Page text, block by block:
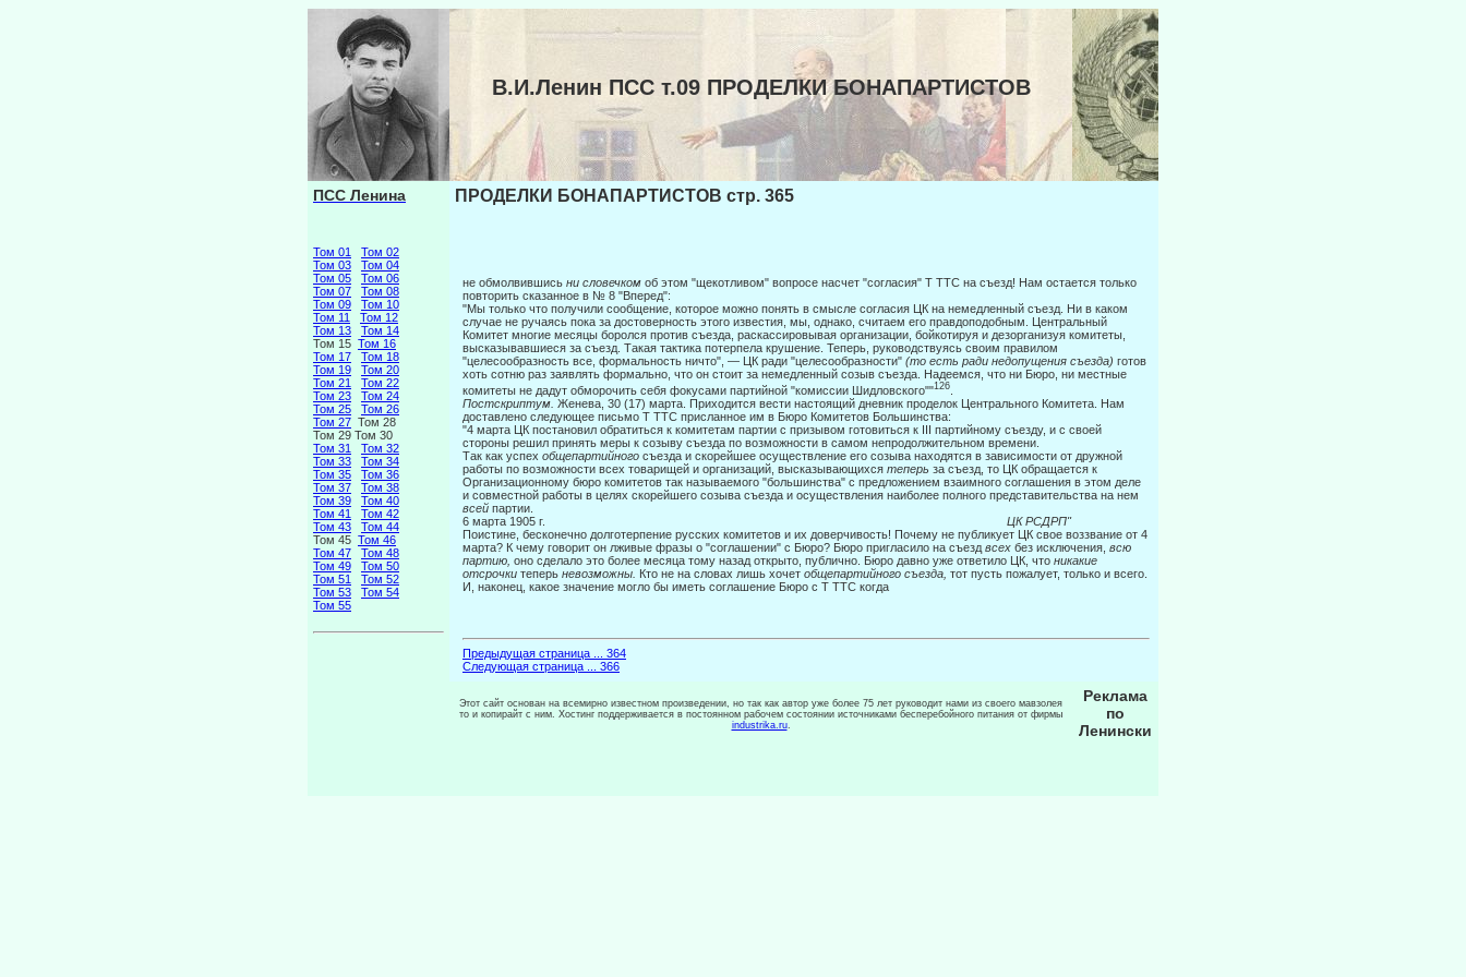
В.И.Ленин ПСС т.09 ПРОДЕЛКИ БОНАПАРТИСТОВ
ПСС Ленина
Том 01
Том 02
Том 03
Том 04
Том 05
Том 06
Том 07
Том 08
Том 09
Том 10
Том 11
Том 12
Том 13
Том 14
Том 15 Том 16
Том 17
Том 18
Том 19
Том 20
Том 21
Том 22
Том 23
Том 24
Том 25
Том 26
Том 27 Том 28
Том 29 Том 30
Том 31
Том 32
Том 33
Том 34
Том 35
Том 36
Том 37
Том 38
Том 39
Том 40
Том 41
Том 42
Том 43
Том 44
Том 45 Том 46
Том 47
Том 48
Том 49
Том 50
Том 51
Том 52
Том 53
Том 54
Том 55
ПРОДЕЛКИ БОНАПАРТИСТОВ стр. 365
не обмолвившись ни словечком об этом "щекотливом" вопросе насчет "согласия" Τ TTC на съезд! Нам остается только
повторить сказанное в № 8 "Вперед":
"Мы только что получили сообщение, которое можно понять в смысле согласия ЦК на немедленный съезд. Ни в каком
случае не ручаясь пока за достоверность этого известия, мы, однако, считаем его прав­доподобным. Центральный
Комитет многие месяцы боролся против съезда, раскассировывая организа­ции, бойкотируя и дезорганизуя комитеты,
высказывавшиеся за съезд. Такая тактика потерпела круше­ние. Теперь, руководствуясь своим правилом
"целесообразность все, формальность ничто", — ЦК ради "целесообразности" (то есть ради недопущения съезда) готов
хоть сотню раз заявлять формально, что он стоит за немедленный созыв съезда. Надеемся, что ни Бюро, ни местные
комитеты не дадут обморо­чить себя фокусами партийной "комиссии Шидловского""126
Постскриптум. Женева, 30 (17) марта. Приходится вести настоящий дневник проде­лок Центрального Комитета. Нам
доставлено следующее письмо Τ TTC присланное им в Бюро Комитетов Большинства:
"4 марта ЦК постановил обратиться к комитетам партии с призывом готовиться к III партийному съезду, и с своей
стороны решил принять меры к созыву съезда по возможности в самом непродолжи­тельном времени.
Так как успех общепартийного съезда и скорейшее осуществление его созыва находятся в зависимо­сти от дружной
работы по возможности всех товарищей и организаций, высказывающихся теперь за съезд, то ЦК обращается к
Организационному бюро комитетов так называемого "большинства" с пред­ложением взаимного соглашения в этом деле
и совместной работы в целях скорейшего созыва съезда и осуществления наиболее полного представительства на нем
всей партии.
6 марта 1905 г. ЦК РСДРП"
Поистине, бесконечно долготерпение русских комитетов и их доверчивость! Почему не публикует ЦК свое воззвание от 4
марта? К чему говорит он лживые фразы о "со­глашении" с Бюро? Бюро пригласило на съезд всех без исключения, всю
партию, оно сделало это более месяца тому назад открыто, публично. Бюро давно уже ответило ЦК, что никакие
отсрочки теперь невозможны. Кто не на словах лишь хочет общепартий­ного съезда, тот пусть пожалует, только и всего.
И, наконец, какое значение могло бы иметь соглашение Бюро с Τ TTC когда
Предыдущая страница ... 364
Следующая страница ... 366
Этот сайт основан на всемирно известном произведении, но так как автор уже более 75 лет руководит нами из своего мавзолея
то и копирайт с ним. Хостинг поддерживается в постоянном рабочем состоянии источниками бесперебойного питания от фирмы
industrika.ru.
Реклама
по
Ленински